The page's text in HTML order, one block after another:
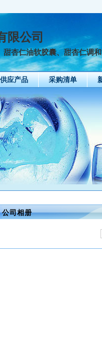
限公司
甜杏仁油软胶囊、甜杏仁调
供应产品 采购清单
公司相册